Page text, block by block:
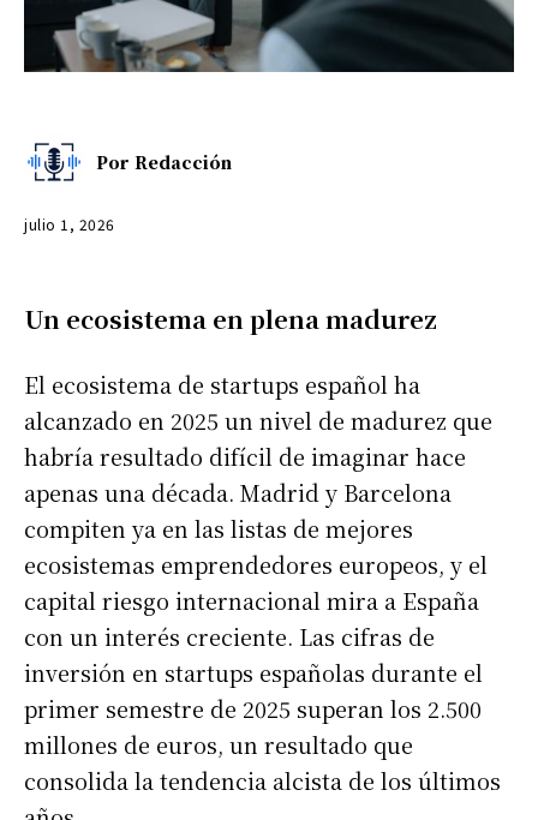
Por Redacción
julio 1, 2026
Un ecosistema en plena madurez
El ecosistema de startups español ha
alcanzado en 2025 un nivel de madurez que
habría resultado difícil de imaginar hace
apenas una década. Madrid y Barcelona
compiten ya en las listas de mejores
ecosistemas emprendedores europeos, y el
capital riesgo internacional mira a España
con un interés creciente. Las cifras de
inversión en startups españolas durante el
primer semestre de 2025 superan los 2.500
millones de euros, un resultado que
consolida la tendencia alcista de los últimos